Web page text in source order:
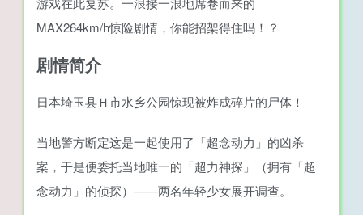
MAX264km/h惊险剧情，你能招架得住吗！？
剧情简介
日本埼玉县Ｈ市水乡公园惊现被炸成碎片的尸体！
当地警方断定这是一起使用了「超念动力」的凶杀
案，于是便委托当地唯一的「超力神探」（拥有「超
念动力」的侦探）——两名年轻少女展开调查。